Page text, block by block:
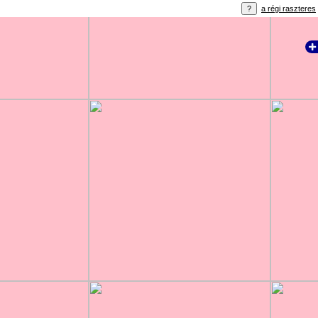
a régi raszteres